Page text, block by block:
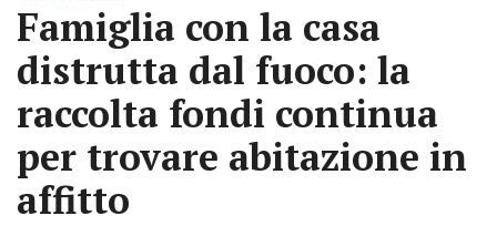
Famiglia con la casa
distrutta dal fuoco: la
raccolta fondi continua
per trovare abitazione in
affitto